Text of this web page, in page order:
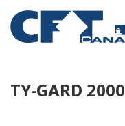
TY-GARD 2000